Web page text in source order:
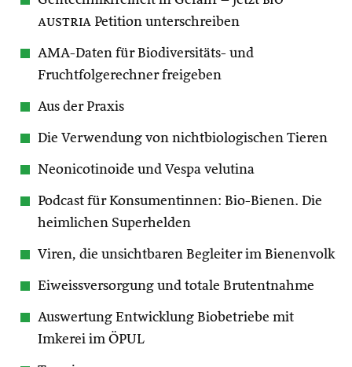
austria Petition unterschreiben
AMA-Daten für Biodiversitäts- und
Fruchtfolgerechner freigeben
Aus der Praxis
Die Verwendung von nichtbiologischen Tieren
Neonicotinoide und Vespa velutina
Podcast für Konsumentinnen: Bio-Bienen. Die
heimlichen Superhelden
Viren, die unsichtbaren Begleiter im Bienenvolk
Eiweissversorgung und totale Brutentnahme
Auswertung Entwicklung Biobetriebe mit
Imkerei im ÖPUL